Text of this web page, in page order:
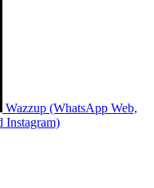
Wazzup (WhatsApp Web,
Instagram)